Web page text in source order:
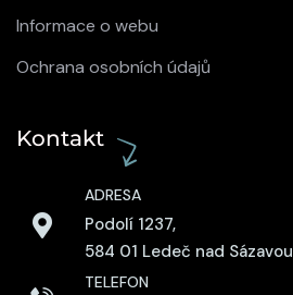
Informace o webu
Ochrana osobních údajů
Kontakt
ADRESA
Podolí 1237,
584 01 Ledeč nad Sázavou
TELEFON